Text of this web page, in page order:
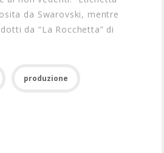
da Swarovski, mentre
da “La Rocchetta” di
produzione